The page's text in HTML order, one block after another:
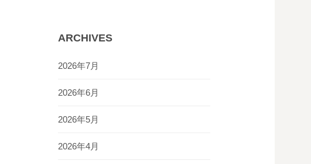
ARCHIVES
2026年7月
2026年6月
2026年5月
2026年4月